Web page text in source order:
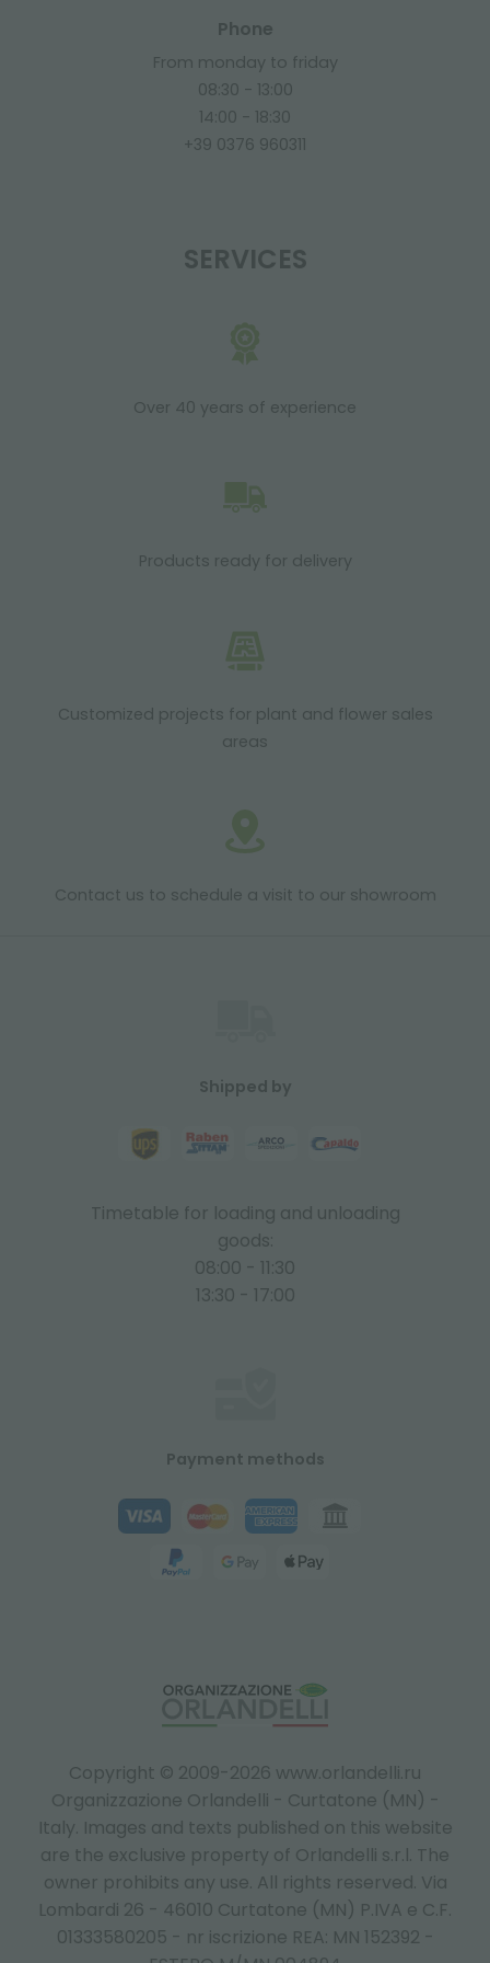
Phone
From monday to friday
08:30 - 13:00
14:00 - 18:30
+39 0376 960311
SERVICES
Over 40 years of experience
Products ready for delivery
Customized projects for plant and flower sales
areas
Contact us to schedule a visit to our showroom
Copyright © 2009-2026 www.orlandelli.ru
Organizzazione Orlandelli - Curtatone (MN) -
Italy. Images and texts published on this website
are the exclusive property of Orlandelli s.r.l. The
owner prohibits any use. All rights reserved. Via
Lombardi 26 - 46010 Curtatone (MN) P.IVA e C.F.
01333580205 - nr iscrizione REA: MN 152392 -
Shipped by
Timetable for loading and unloading
goods:
08:00 - 11:30
13:30 - 17:00
Payment methods